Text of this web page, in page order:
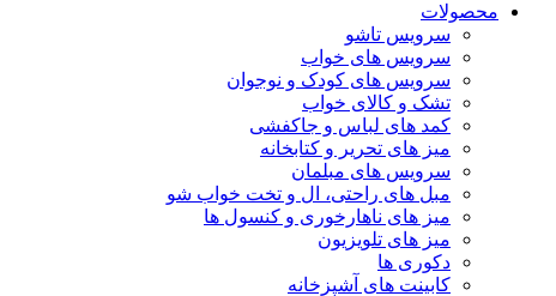
محصولات
سرویس تاشو
سرویس های خواب
سرویس های کودک و نوجوان
تشک و کالای خواب
کمد های لباس و جاکفشی
میز های تحریر و کتابخانه
سرویس های مبلمان
مبل های راحتی، ال و تخت خواب شو
میز های ناهارخوری و کنسول ها
میز های تلویزیون
دکوری ها
کابینت های آشپزخانه